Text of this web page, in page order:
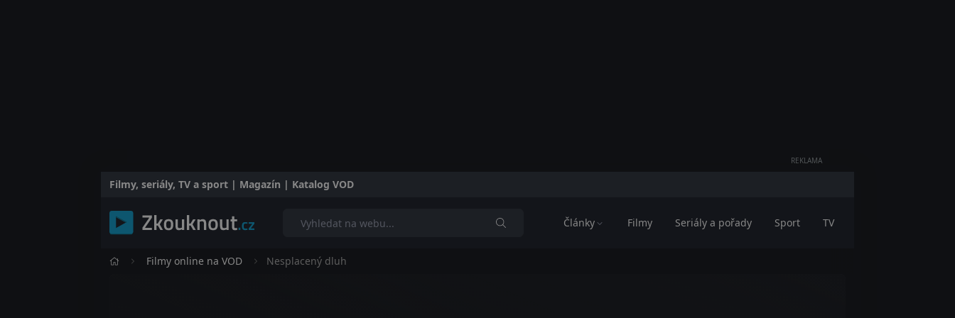
REKLAMA
Filmy, seriály, TV a sport | Magazín | Katalog VOD
Články Filmy Seriály a pořady Sport TV
Filmy online na VOD Nesplacený dluh